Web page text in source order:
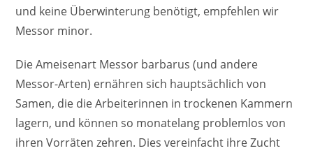
und keine Überwinterung benötigt, empfehlen wir
Messor minor.
Die Ameisenart Messor barbarus (und andere
Messor-Arten) ernähren sich hauptsächlich von
Samen, die die Arbeiterinnen in trockenen Kammern
lagern, und können so monatelang problemlos von
ihren Vorräten zehren. Dies vereinfacht ihre Zucht